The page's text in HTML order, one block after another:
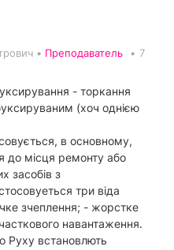
• Преподаватель • 7
- торкання
(хоч однією
в основному,
до місця ремонту або
засобів з
три віда
зчеплення; - жорстке
навантаження.
Руху встановлють